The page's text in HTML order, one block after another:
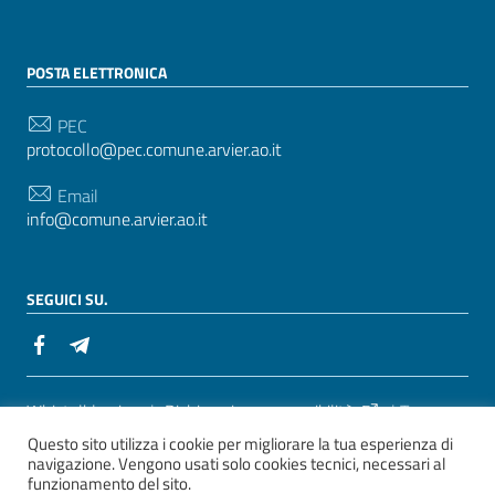
POSTA ELETTRONICA
PEC
protocollo@pec.comune.arvier.ao.it
Email
info@comune.arvier.ao.it
SEGUICI SU.
Sezione Link Utili
Whistelblowing | Dichiarazione accessibilità
| Tema
grafico ItaliaWP2 | Basato sul Prototipo per siti PA di
AgID
Questo sito utilizza i cookie per migliorare la tua esperienza di
navigazione. Vengono usati solo cookies tecnici, necessari al
funzionamento del sito.